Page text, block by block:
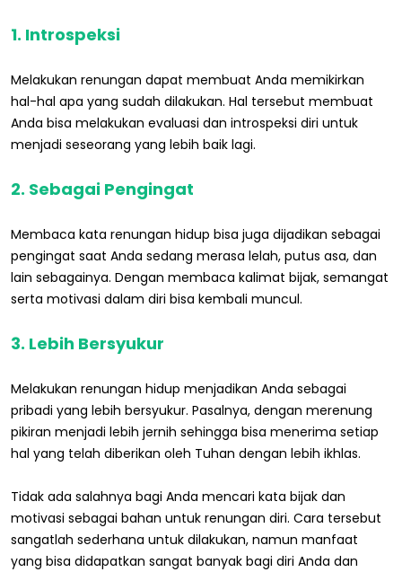
1. Introspeksi
Melakukan renungan dapat membuat Anda memikirkan
hal-hal apa yang sudah dilakukan. Hal tersebut membuat
Anda bisa melakukan evaluasi dan introspeksi diri untuk
menjadi seseorang yang lebih baik lagi.
2. Sebagai Pengingat
Membaca kata renungan hidup bisa juga dijadikan sebagai
pengingat saat Anda sedang merasa lelah, putus asa, dan
lain sebagainya. Dengan membaca kalimat bijak, semangat
serta motivasi dalam diri bisa kembali muncul.
3. Lebih Bersyukur
Melakukan renungan hidup menjadikan Anda sebagai
pribadi yang lebih bersyukur. Pasalnya, dengan merenung
pikiran menjadi lebih jernih sehingga bisa menerima setiap
hal yang telah diberikan oleh Tuhan dengan lebih ikhlas.
Tidak ada salahnya bagi Anda mencari kata bijak dan
motivasi sebagai bahan untuk renungan diri. Cara tersebut
sangatlah sederhana untuk dilakukan, namun manfaat
yang bisa didapatkan sangat banyak bagi diri Anda dan